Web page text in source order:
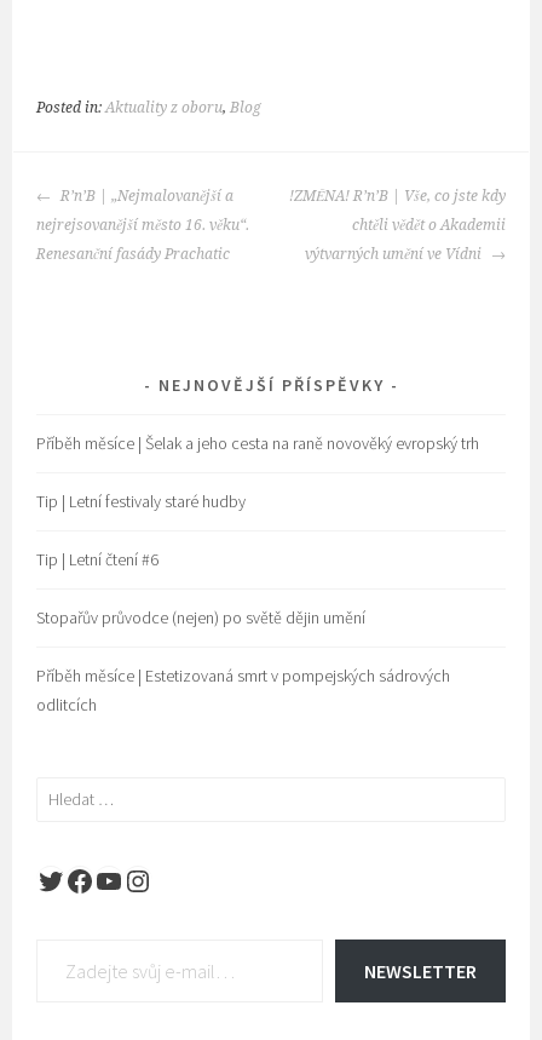
Posted in:Aktuality z oboru,Blog
POST
NAVIGATION
R’n’B | „Nejmalovanější a
nejrejsovanější město 16. věku“.
Renesanční fasády Prachatic
!ZMĚNA! R’n’B | Vše, co jste kdy
chtěli vědět o Akademii
výtvarných umění ve Vídni
NEJNOVĚJŠÍ PŘÍSPĚVKY
Příběh měsíce | Šelak a jeho cesta na raně novověký evropský trh
Tip | Letní festivaly staré hudby
Tip | Letní čtení #6
Stopařův průvodce (nejen) po světě dějin umění
Příběh měsíce | Estetizovaná smrt v pompejských sádrových
odlitcích
Vyhledávání
Twitter
Facebook
YouTube
Instagram
NEWSLETTER